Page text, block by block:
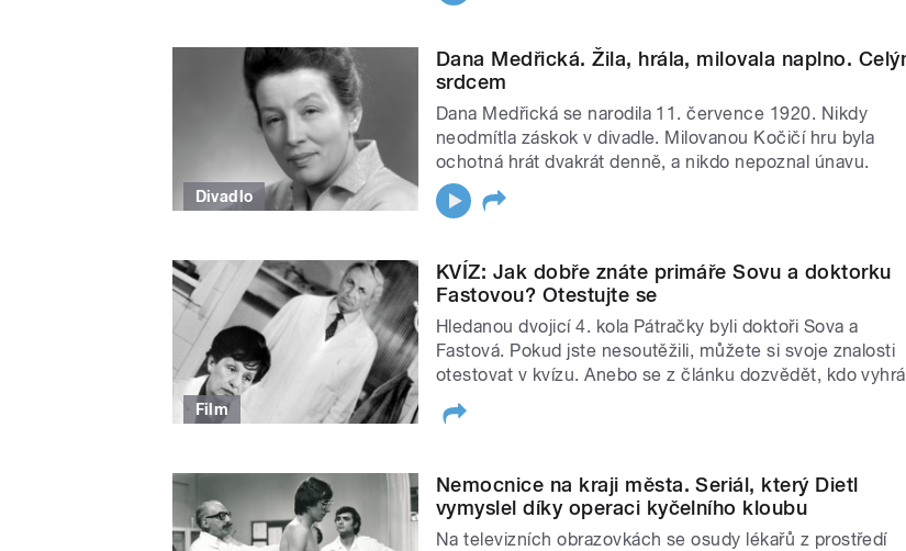
Divadlo
Dana Medřická. Žila, hrála, milovala naplno.
srdcem
Dana Medřická se narodila 11. července 1920. Nikdy
neodmítla záskok v divadle. Milovanou Kočičí hru byla
ochotná hrát dvakrát denně, a nikdo nepoznal únavu.
Film
KVÍZ: Jak dobře znáte primáře Sovu a doktorku
Fastovou? Otestujte se
Hledanou dvojicí 4. kola Pátračky byli doktoři Sova a
Fastová. Pokud jste nesoutěžili, můžete si svoje znalosti
otestovat v kvízu. Anebo se z článku dozvědět, kdo
Nemocnice na kraji města. Seriál, který Dietl
vymyslel díky operaci kyčelního kloubu
Na televizních obrazovkách se osudy lékařů z prostředí